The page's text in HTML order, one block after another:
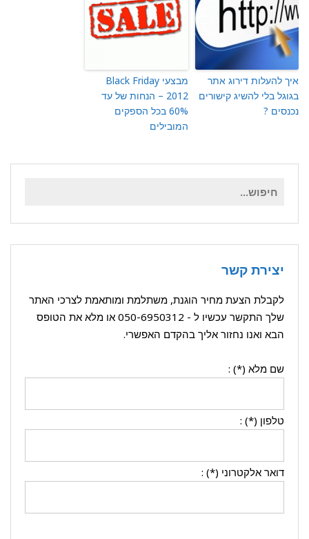
איך להעלות דירוג אתר
בגוגל בלי להשיג קישורים
נכנסים ?
מבצעי Black Friday
2012 – הנחות של עד
60% בכל הספקים
המובילים
יצירת קשר
לקבלת הצעת מחיר הוגנת, משתלמת ומותאמת לצרכי האתר
שלך התקשר עכשיו ל - 050-6950312 או מלא את הטופס
הבא ואנו נחזור אליך בהקדם האפשרי.
שם מלא (*) :
טלפון (*) :
דואר אלקטרוני (*) :